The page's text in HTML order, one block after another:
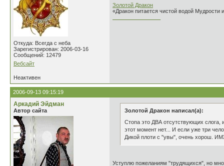
Откуда: Всегда с неба
Зарегистрирован: 2006-03-16
Сообщений: 12479
Вебсайт
Золотой Дракон
«Дракон питается чистой водой
Неактивен
2006-09-13 09:15:19
Аркадий Эйдман
Автор сайта
Золотой Дракон написал(а):
Стопа это ДВА отсутствующих слога,
этот момент нет... И если уже три
Дикой плоти с "увы", очень хорош.
Уступлю пожеланиям "трудящихся", но